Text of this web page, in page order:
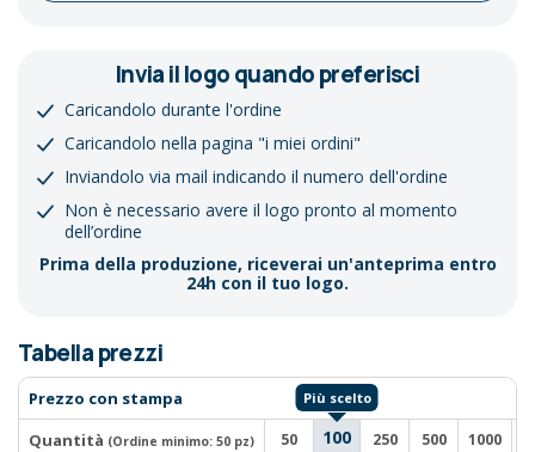
Invia il logo quando preferisci
Caricandolo durante l'ordine
Caricandolo nella pagina "i miei ordini"
Inviandolo via mail indicando il numero dell'ordine
Non è necessario avere il logo pronto al momento
dell’ordine
Prima della produzione, riceverai un'anteprima entro
24h con il tuo logo.
Tabella prezzi
Prezzo con stampa
Quantità (Ordine minimo: 50 pz) 50 100 250 500 1000